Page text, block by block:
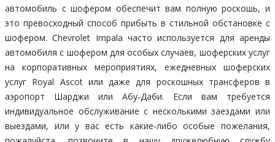
автомобиль с шофером обеспечит вам полную роскошь, и
это превосходный способ прибыть в стильной обстановке с
шофером. Chevrolet Impala часто используется для аренды
автомобиля с шофером для особых случаев, шоферских услуг
на корпоративных мероприятиях, ежедневных шоферских
услуг Royal Ascot или даже для роскошных трансферов в
аэропорт Шарджи или Абу-Даби. Если вам требуется
индивидуальное обслуживание с несколькими заездами или
выездами, или у вас есть какие-либо особые пожелания,